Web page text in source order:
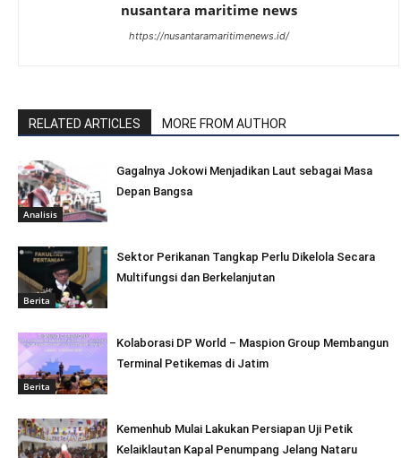
nusantara maritime news
https://nusantaramaritimenews.id/
RELATED ARTICLES MORE FROM AUTHOR
Analisis
Gagalnya Jokowi Menjadikan Laut sebagai Masa
Depan Bangsa
Berita
Sektor Perikanan Tangkap Perlu Dikelola Secara
Multifungsi dan Berkelanjutan
Berita
Kolaborasi DP World – Maspion Group Membangun
Terminal Petikemas di Jatim
Kemenhub Mulai Lakukan Persiapan Uji Petik
Kelaiklautan Kapal Penumpang Jelang Nataru